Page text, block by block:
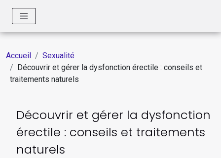
Accueil
Sexualité
Découvrir et gérer la dysfonction érectile : conseils et
traitements naturels
Découvrir et gérer la dysfonction
érectile : conseils et traitements
naturels